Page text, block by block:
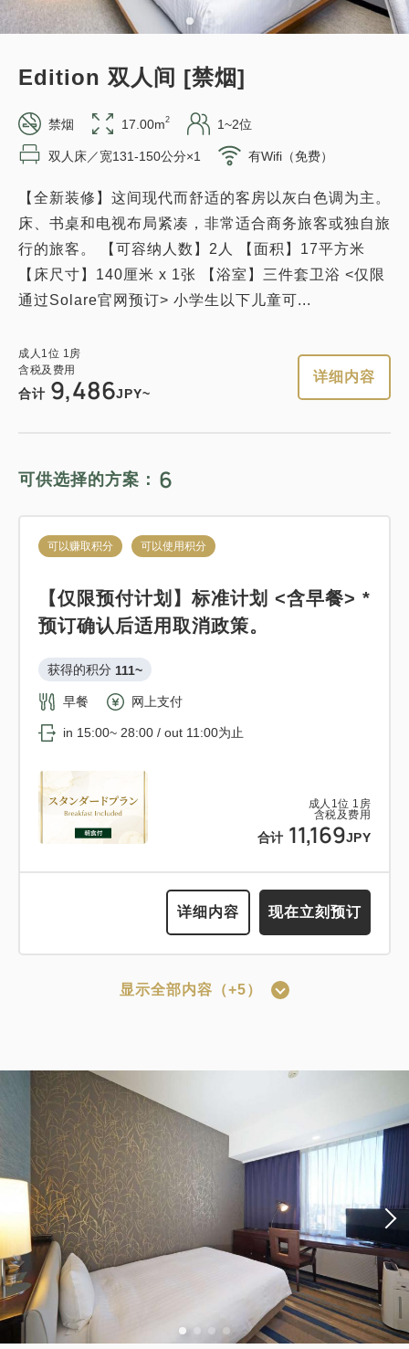
3
可以赚取积分 可以使用积分
轻松的住宿 12:00 外出计划 《不吃饭
住宿》
获得的积分
in 15:00~ 28:00 / out 12:00为止
只有3间
成人1位1房
合计 11,968JPY
可以赚取积分 可以使用积分
12:00 出发的轻松住宿计划<<含早餐
>>
早餐
in 15:00~ 28:00 / out 12:00为止
详细内容 现在立刻预订
成人1位1房
含税及费用
可以赚取积分 可以使用积分
标准方案《不进餐》
获得的积分 98~
仅住宿 现场支付・网上支付
in 15:00~ 28:00 / out 11:00为止
Edition 双人间 [禁烟]
禁烟 17.00m2 1~2位
双人床／宽131-150公分×1 有Wifi（免费）
【全新装修】这间现代而舒适的客房以灰白色调为主。
床、书桌和电视布局紧凑，非常适合商务旅客或独自旅
行的旅客。 【可容纳人数】2人 【面积】17平方米
【床尺寸】140厘米 x 1张 【浴室】三件套卫浴 <仅限
通过Solare官网预订> 小学生以下儿童可...
成人 1位 1房
含税及费用
合计 9,486JPY~
详细内容
可供选择的方案： 6
成人 1位 1 房
含税及费用
合计 11,169JPY
可以赚取积分 可以使用积分
【仅限预付计划】标准计划 <含早餐> *
预订确认后适用取消政策。
获得的积分 111~
早餐 网上支付
in 15:00~ 28:00 / out 11:00为止
详细内容 现在立刻预订
成人
含税及费用
9,486JPY
*预订确认后适用取消政策。
获得的积分 94~
仅住宿 网上支付
in 15:00~ 28:00 / out 11:00为止
显示全部内容（+5）